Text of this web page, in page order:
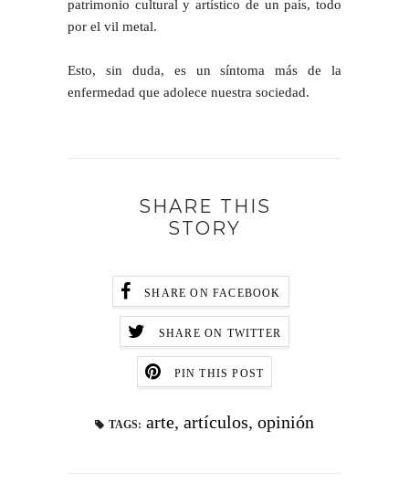
patrimonio cultural y artístico de un país, todo
por el vil metal.
Esto, sin duda, es un síntoma más de la
enfermedad que adolece nuestra sociedad.
SHARE THIS
STORY
SHARE ON FACEBOOK
SHARE ON TWITTER
PIN THIS POST
TAGS: arte, artículos, opinión